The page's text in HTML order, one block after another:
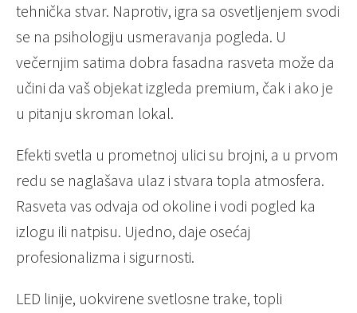
tehnička stvar. Naprotiv, igra sa osvetljenjem svodi
se na psihologiju usmeravanja pogleda. U
večernjim satima dobra fasadna rasveta može da
učini da vaš objekat izgleda premium, čak i ako je
u pitanju skroman lokal.
Efekti svetla u prometnoj ulici su brojni, a u prvom
redu se naglašava ulaz i stvara topla atmosfera.
Rasveta vas odvaja od okoline i vodi pogled ka
izlogu ili natpisu. Ujedno, daje osećaj
profesionalizma i sigurnosti.
LED linije, uokvirene svetlosne trake, topli